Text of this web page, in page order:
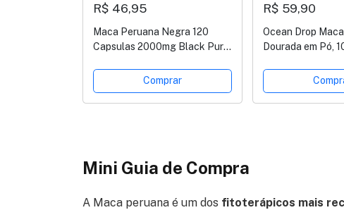
R$ 46,95
Maca Peruana Negra 120
Capsulas 2000mg Black Pura
Homens e Mulheres Original
2g Por Dose
Comprar
R$ 59,90
Ocean Drop
Dourada em Pó,
Mini Guia de Compra
A Maca peruana é um dos fitoterápicos mais